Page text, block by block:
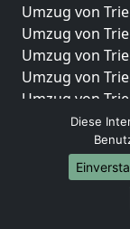
Umzug von
Umzug von
Umzug von
Umzug von
Umzug von
Umzug von
Umzug von
Umzug von
Umzug von
Umzug von
Diese